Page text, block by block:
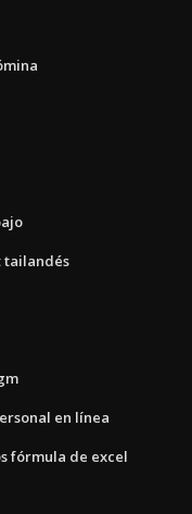
tailandés
en línea
fórmula de excel